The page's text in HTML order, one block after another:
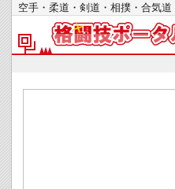
空手・柔道・剣道・相撲・合